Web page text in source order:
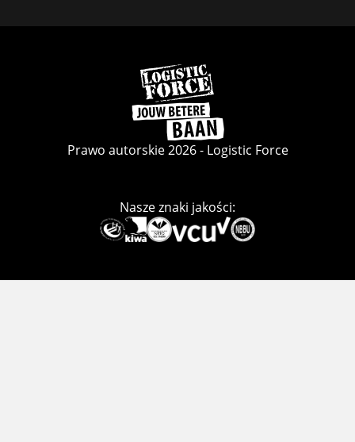
FacebookLinkedInInstagram
Wróć
do
strony
głównej
Prawo autorskie 2026 - Logistic Force
Nasze znaki jakości:
Deze
link
naar